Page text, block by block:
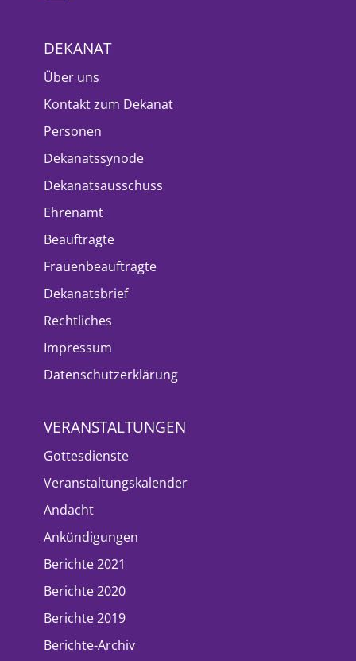
DEKANAT
Über uns
Kontakt zum Dekanat
Personen
Dekanatssynode
Dekanatsausschuss
Ehrenamt
Beauftragte
Frauenbeauftragte
Dekanatsbrief
Rechtliches
Impressum
Datenschutzerklärung
VERANSTALTUNGEN
Gottesdienste
Veranstaltungskalender
Andacht
Ankündigungen
Berichte 2021
Berichte 2020
Berichte 2019
Berichte-Archiv